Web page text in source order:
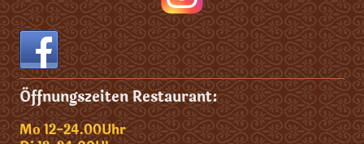
Öffnungszeiten Restaurant:
Mo 12-24.00Uhr